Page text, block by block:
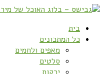
בית
כל המתכונים
מאפים ולחמים
סלטים